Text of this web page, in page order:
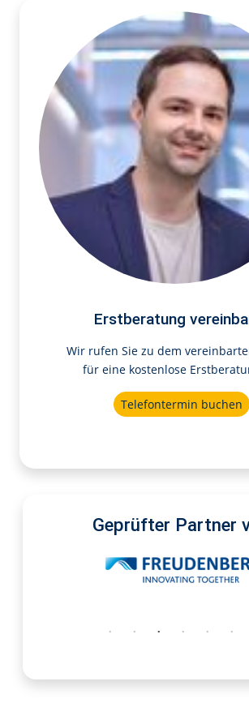
Erstberatung
Wir rufen Sie zu dem
für eine kostenlose
Telefontermin buchen
Geprüfter Partner